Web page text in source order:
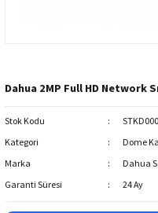
Dahua 2MP Full HD Network
Stok Kodu
Kategori
Dome
Marka
Dahua
Garanti Süresi
24 Ay